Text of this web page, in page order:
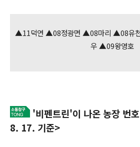
▲11덕연 ▲08정광면 ▲08마리 ▲08유
우 ▲09왕영호
'비펜트린'이 나온 농장 번
8. 17. 기준>